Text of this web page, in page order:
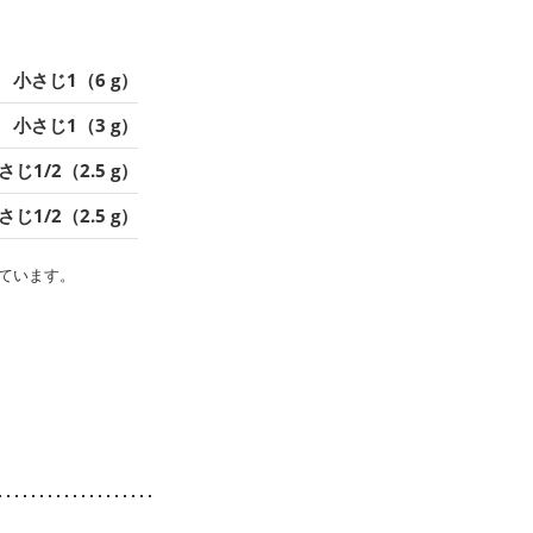
小さじ1（6 g）
小さじ1（3 g）
じ1/2（2.5 g）
じ1/2（2.5 g）
ます。